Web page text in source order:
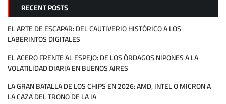
RECENT POSTS
EL ARTE DE ESCAPAR: DEL CAUTIVERIO HISTÓRICO A LOS
LABERINTOS DIGITALES
EL ACERO FRENTE AL ESPEJO: DE LOS ÓRDAGOS NIPONES A LA
VOLATILIDAD DIARIA EN BUENOS AIRES
LA GRAN BATALLA DE LOS CHIPS EN 2026: AMD, INTEL O MICRON A
LA CAZA DEL TRONO DE LA IA